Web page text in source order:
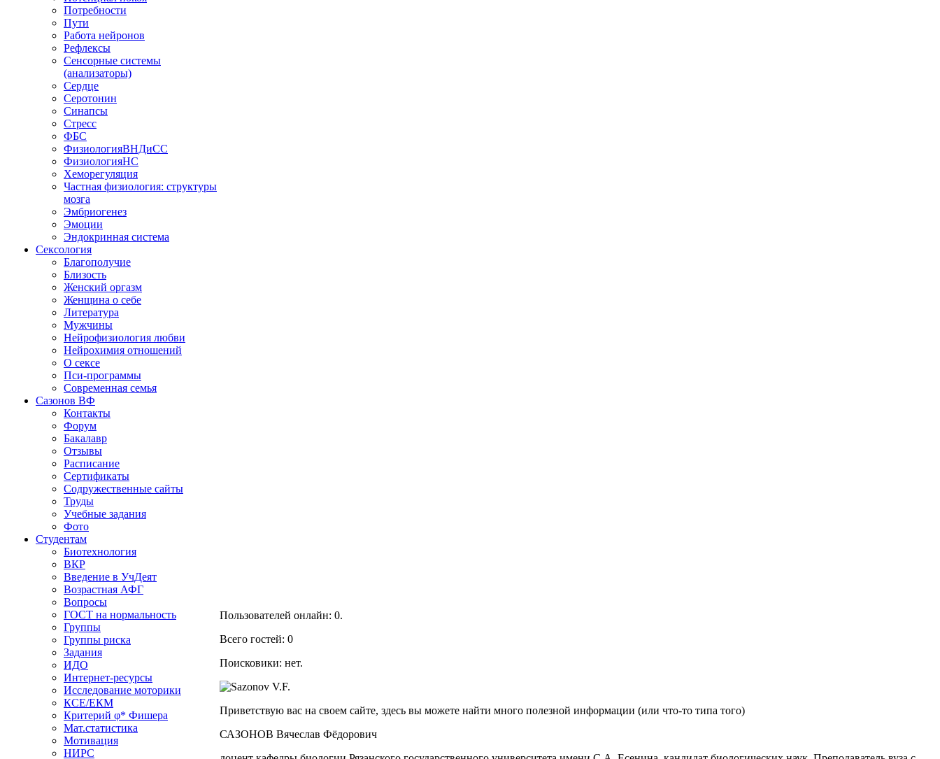
Потребности
Пути
Работа нейронов
Рефлексы
Сенсорные системы
(анализаторы)
Сердце
Серотонин
Синапсы
Стресс
ФБС
ФизиологияВНДиСС
ФизиологияНС
Хеморегуляция
Частная физиология: структуры
мозга
Эмбриогенез
Эмоции
Эндокринная система
Сексология
Благополучие
Близость
Женский оргазм
Женщина о себе
Литература
Мужчины
Нейрофизиология любви
Нейрохимия отношений
О сексе
Пси-программы
Современная семья
Сазонов ВФ
Контакты
Форум
Бакалавр
Отзывы
Расписание
Сертификаты
Содружественные сайты
Труды
Учебные задания
Фото
Студентам
Биотехнология
ВКР
Введение в УчДеят
Возрастная АФГ
Вопросы
ГОСТ на нормальность
Группы
Группы риска
Задания
ИДО
Интернет-ресурсы
Исследование моторики
КСЕ/ЕКМ
Критерий φ* Фишера
Мат.статистика
Мотивация
НИРС
Пользователей онлайн: 0.
Всего гостей: 0
Поисковики: нет.
Приветствую вас на своем сайте, здесь вы можете найти много полезной информации (или что-то типа того)
САЗОНОВ Вячеслав Фёдорович